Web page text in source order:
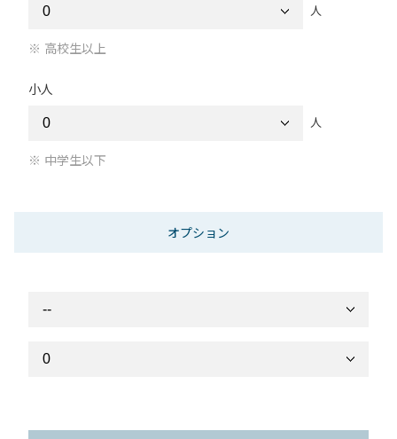
人
高校生以上
小人
人
中学生以下
オプション